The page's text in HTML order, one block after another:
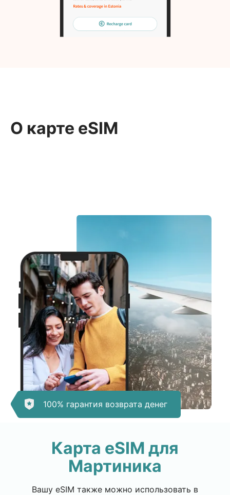
О карте eSIM
100% гарантия возврата денег
Карта eSIM для
Мартиника
Вашу eSIM также можно использовать в